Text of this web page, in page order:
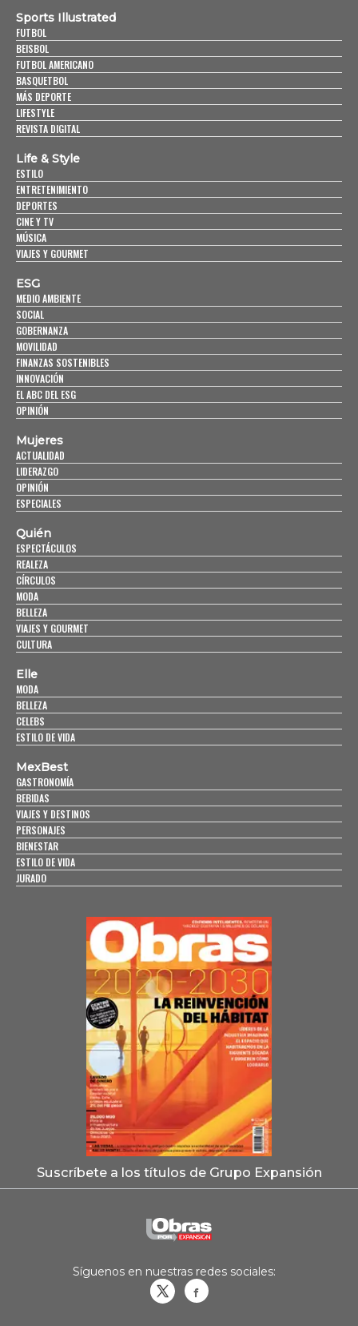
Sports Illustrated
FUTBOL
BEISBOL
FUTBOL AMERICANO
BASQUETBOL
MÁS DEPORTE
LIFESTYLE
REVISTA DIGITAL
Life & Style
ESTILO
ENTRETENIMIENTO
DEPORTES
CINE Y TV
MÚSICA
VIAJES Y GOURMET
ESG
MEDIO AMBIENTE
SOCIAL
GOBERNANZA
MOVILIDAD
FINANZAS SOSTENIBLES
INNOVACIÓN
EL ABC DEL ESG
OPINIÓN
Mujeres
ACTUALIDAD
LIDERAZGO
OPINIÓN
ESPECIALES
Quién
ESPECTÁCULOS
REALEZA
CÍRCULOS
MODA
BELLEZA
VIAJES Y GOURMET
CULTURA
Elle
MODA
BELLEZA
CELEBS
ESTILO DE VIDA
MexBest
GASTRONOMÍA
BEBIDAS
VIAJES Y DESTINOS
PERSONAJES
BIENESTAR
ESTILO DE VIDA
JURADO
Suscríbete a los títulos de Grupo Expansión
Síguenos en nuestras redes sociales: